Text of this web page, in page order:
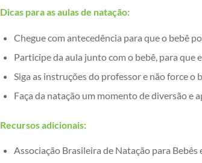
Dicas para as aulas de natação:
Chegue com antecedência para que o bebê
Participe da aula junto com o bebê, para que
Siga as instruções do professor e não force o
Faça da natação um momento de diversão e
Recursos adicionais:
Associação Brasileira de Natação para Bebês